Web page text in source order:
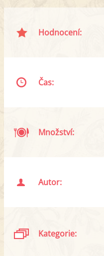
Hodnocení:
Čas:
Množství:
Autor:
Kategorie: